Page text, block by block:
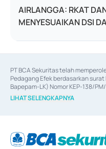
AIRLANGGA: RKAT
MENYESUAIKAN DSI
PT BCA Sekuritas telah
Pedagang Efek berdasarkan
Bapepam-LK) Nomor KEP-138/
06/D.04/2014 tanggal 28 Februari
Efek berdasarkan surat keputusan
berdasarkan surat keputusan
67/PM.21/2017 tanggal 3 Februari
LIHAT SELENGKAPNYA